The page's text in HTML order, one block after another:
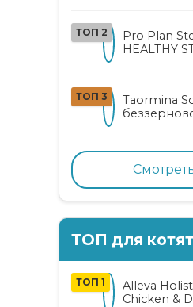
ТОП 2
Pro Plan
HEALTHY
лососем
ТОП 3
Taormina
ягодами и
ТОП для котят
ТОП 1
Alleva
Chicken &